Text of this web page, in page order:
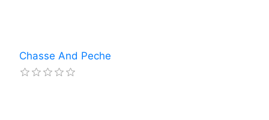
Chasse And Peche